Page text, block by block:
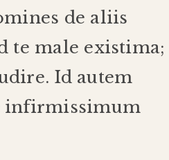
de aliis
te male existima;
. Id autem
infirmissimum